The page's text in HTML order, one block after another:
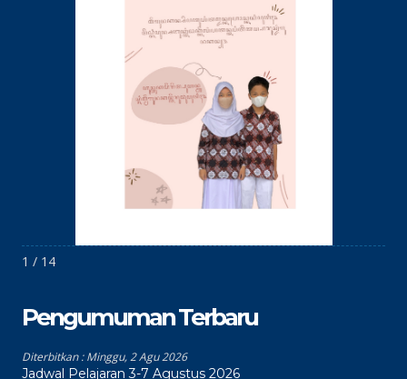
1 / 14
Pengumuman Terbaru
Diterbitkan :Minggu, 2 Agu 2026
Jadwal Pelajaran 3-7 Agustus 2026